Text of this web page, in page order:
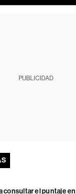
PUBLICIDAD
consultar el puntaje en